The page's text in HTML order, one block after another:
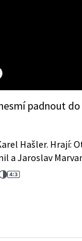
padnout
Hašler. Hrají:
a Jaroslav